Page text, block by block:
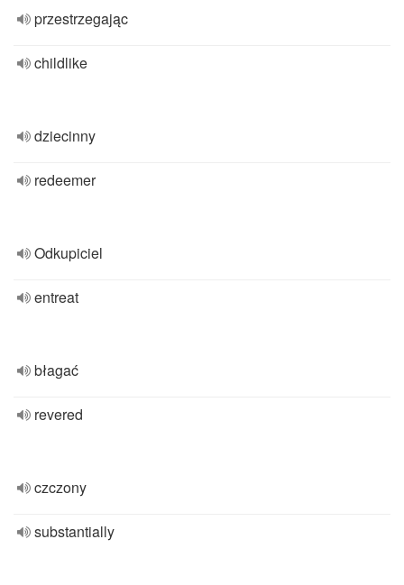
przestrzegając
childlike
dziecinny
redeemer
Odkupiciel
entreat
błagać
revered
czczony
substantially